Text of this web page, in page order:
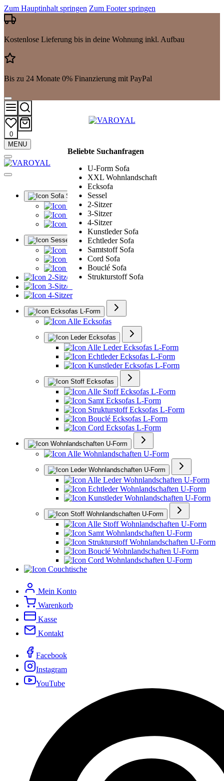
Zum Hauptinhalt springen Zum Footer springen
Kostenlose Lieferung bis in deine Wohnung inkl. Aufbau
Bis zu 24 Monate 0% Finanzierung mit PayPal
0
Beliebte Suchanfragen
U-Form Sofa
XXL Wohnlandschaft
Ecksofa
Sessel
2-Sitzer
3-Sitzer
4-Sitzer
Kunstleder Sofa
Echtleder Sofa
Samtstoff Sofa
Cord Sofa
Bouclé Sofa
Strukturstoff Sofa
Suchergebnisse
MENU
Sofa Sets
Alle Sofa Sets
Ledergarnituren
Polstergarnituren
Sessel
Alle Sessel
Ledersessel
Polstersessel
2-Sitzer
3-Sitzer
4-Sitzer
Ecksofas L-Form
Alle Ecksofas
Leder Ecksofas
Alle Leder Ecksofas L-Form
Echtleder Ecksofas L-Form
Kunstleder Ecksofas L-Form
Stoff Ecksofas
Alle Stoff Ecksofas L-Form
Samt Ecksofas L-Form
Strukturstoff Ecksofas L-Form
Bouclé Ecksofas L-Form
Cord Ecksofas L-Form
Wohnlandschaften U-Form
Alle Wohnlandschaften U-Form
Leder Wohnlandschaften U-Form
Alle Leder Wohnlandschaften U-Form
Echtleder Wohnlandschaften U-Form
Kunstleder Wohnlandschaften U-Form
Stoff Wohnlandschaften U-Form
Alle Stoff Wohnlandschaften U-Form
Samt Wohnlandschaften U-Form
Strukturstoff Wohnlandschaften U-Form
Bouclé Wohnlandschaften U-Form
Cord Wohnlandschaften U-Form
Couchtische
Mein Konto
Warenkorb
Kasse
Kontakt
Facebook
Instagram
YouTube